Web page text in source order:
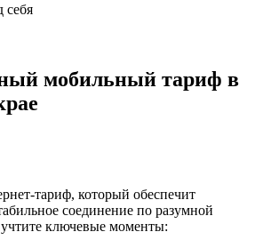
себя
мобильный тариф в
тариф, который обеспечит
соединение по разумной
ключевые моменты: